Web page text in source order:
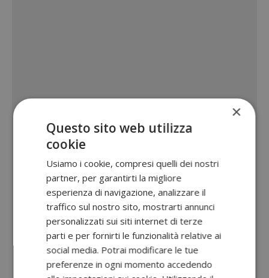
×
Questo sito web utilizza
cookie
Usiamo i cookie, compresi quelli dei nostri
partner, per garantirti la migliore
esperienza di navigazione, analizzare il
traffico sul nostro sito, mostrarti annunci
personalizzati sui siti internet di terze
parti e per fornirti le funzionalità relative ai
social media. Potrai modificare le tue
preferenze in ogni momento accedendo